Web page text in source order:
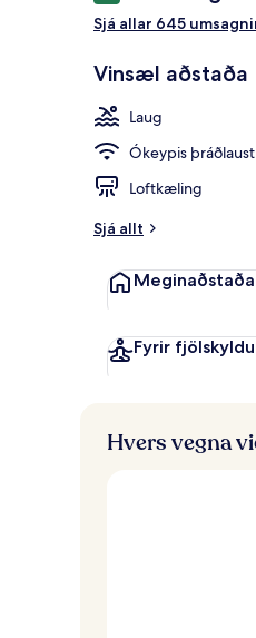
Sjá allar 645
Vinsæl aðstaða
Laug
Ókeypis
Loftkæling
Sjá allt
Meginaðstaða
Fyrir
Hvers vegna